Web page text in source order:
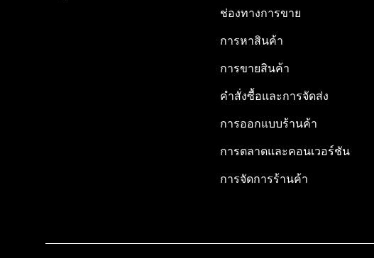
ช่องทางการขาย
การหาสินค้า
การขายสินค้า
คำสั่งซื้อและการจัดส่ง
การออกแบบร้านค้า
การตลาดและคอนเวอร์ชัน
การจัดการร้านค้า